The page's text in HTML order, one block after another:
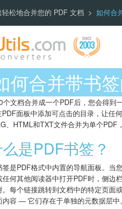
松地合并您的 PDF 文档 如何合
何合并带书
个文档合并成一个PDF后，您会得到
面板中添加可点击的目录，让任
、HTML和TXT文件合并为单个PDF
是PDF书签？
签是PDF格式中内置的导航面板。当
任何其他阅读器中打开PDF时，侧边
。每个链接跳转到文档中的特定页面
内容 — 它们存在于单独的元数据层中。